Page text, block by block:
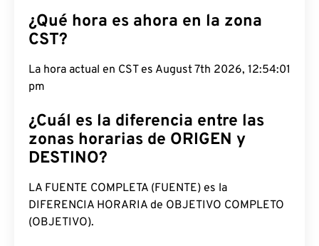
¿Qué hora es ahora en la zona
CST?
La hora actual en CST es August 7th 2026,
12:54:02 pm
¿Cuál es la diferencia entre las
zonas horarias de ORIGEN y
DESTINO?
LA FUENTE COMPLETA (FUENTE) es la
DIFERENCIA HORARIA de OBJETIVO COMPLETO
(OBJETIVO).